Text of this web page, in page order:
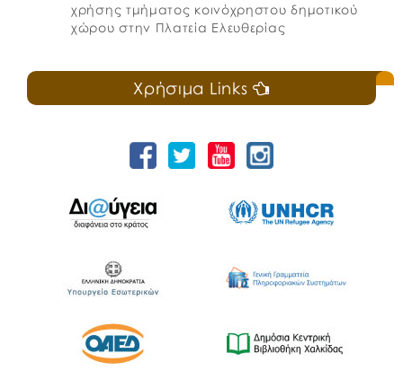
χρήσης τμήματος κοινόχρηστου δημοτικού
χώρου στην Πλατεία Ελευθερίας
Χρήσιμα Links